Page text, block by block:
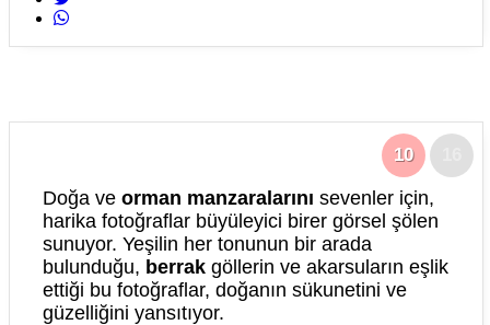
10
Doğa ve orman manzaralarını sevenler için,
harika fotoğraflar büyüleyici birer görsel şölen
sunuyor. Yeşilin her tonunun bir arada
bulunduğu, berrak göllerin ve akarsuların eşlik
ettiği bu fotoğraflar, doğanın sükunetini ve
güzelliğini yansıtıyor.